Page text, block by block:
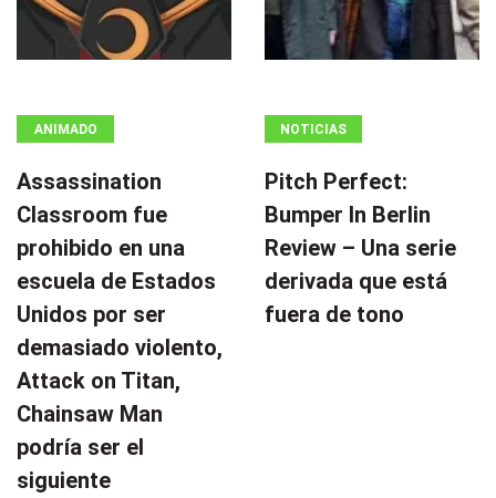
ANIMADO
Assassination
Classroom fue
prohibido en una
escuela de Estados
Unidos por ser
demasiado violento,
Attack on Titan,
Chainsaw Man
podría ser el
siguiente
NOTICIAS
Pitch Perfect:
Bumper In Berlin
Review – Una serie
derivada que está
fuera de tono